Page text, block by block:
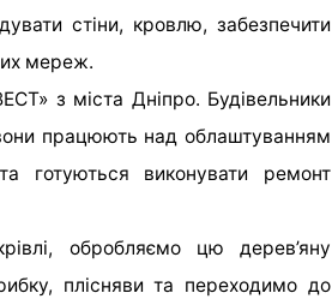
стіни, кровлю, забезпечити
мереж.
з міста Дніпро. Будівельники
працюють над облаштуванням
готуються виконувати ремонт
обробляємо цю дерев’яну
плісняви та переходимо до